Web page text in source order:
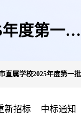
度第一批
直属学校2025年度第一
新招标 中标通知